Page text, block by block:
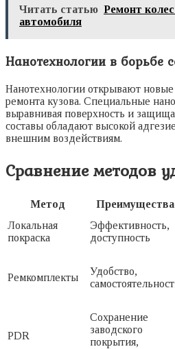
Читать статью Ремонт
автомобиля
Нанотехнологии в борьбе
Нанотехнологии открывают
ремонта кузова. Специальные
выравнивая поверхность и
составы обладают высокой
внешним воздействиям.
Сравнение методов
Метод Преимущества
Локальная
покраска
Эффективность,
доступность
Ремкомплекты
Удобство,
PDR
Сохранение
заводского
покрытия,